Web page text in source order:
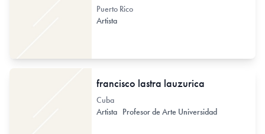
Puerto Rico
Artista
francisco lastra lauzurica
Cuba
Artista Profesor de Arte Universidad